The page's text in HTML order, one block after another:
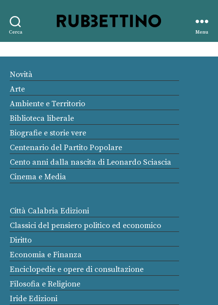
Cerca
editore
Menu
Novità
Arte
Ambiente e Territorio
Biblioteca liberale
Biografie e storie vere
Centenario del Partito Popolare
Cento anni dalla nascita di Leonardo Sciascia
Cinema e Media
Città Calabria Edizioni
Classici del pensiero politico ed economico
Diritto
Economia e Finanza
Enciclopedie e opere di consultazione
Filosofia e Religione
Iride Edizioni